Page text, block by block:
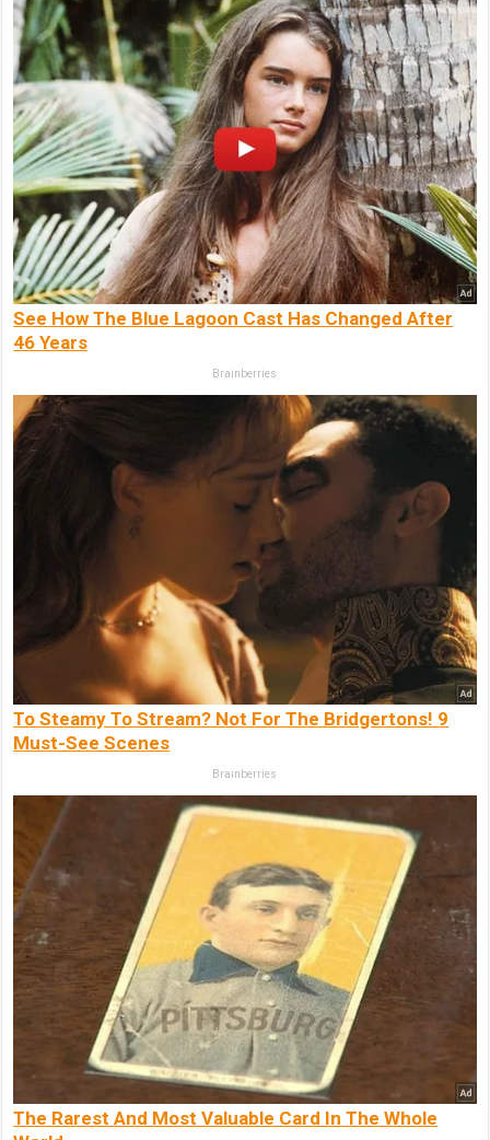
See How The Blue Lagoon Cast Has Changed After
46 Years
Brainberries
To Steamy To Stream? Not For The Bridgertons! 9
Must-See Scenes
Brainberries
The Rarest And Most Valuable Card In The Whole